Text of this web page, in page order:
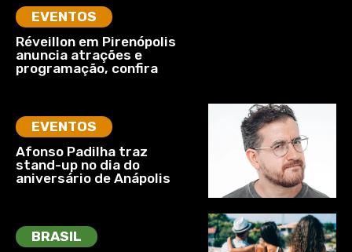
EVENTOS
Réveillon em Pirenópolis
anuncia atrações e
programação, confira
EVENTOS
Afonso Padilha traz
stand-up no dia do
aniversário de Anápolis
BRASIL